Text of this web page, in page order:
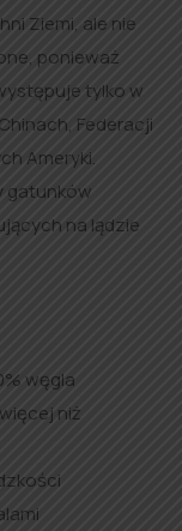
Ziemi, ale nie
ponieważ
tylko w
Federacji
Ameryki.
gatunków
na lądzie
węgla
niż